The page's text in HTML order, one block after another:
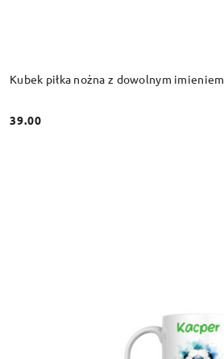
Kubek piłka nożna z dowolnym imieniem
Cena:
39.00